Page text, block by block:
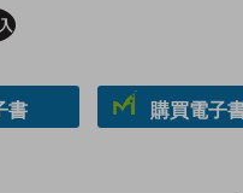
書 購買電子